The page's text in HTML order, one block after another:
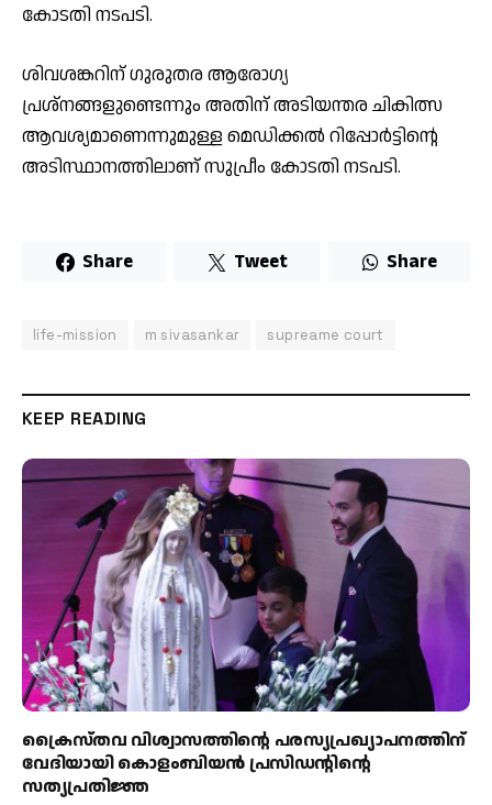
കോടതി നടപടി.
ശിവശങ്കറിന് ഗുരുതര ആരോഗ്യ
പ്രശ്നങ്ങളുണ്ടെന്നും അതിന് അടിയന്തര ചികിത്സ
ആവശ്യമാണെന്നുമുള്ള മെഡിക്കൽ റിപ്പോർട്ടിന്റെ
അടിസ്ഥാനത്തിലാണ് സുപ്രീം കോടതി നടപടി.
Share Tweet Share
life-mission m sivasankar supreame court
KEEP READING
ക്രൈസ്തവ വിശ്വാസത്തിന്റെ പരസ്യപ്രഖ്യാപനത്തിന്
വേദിയായി കൊളംബിയൻ പ്രസിഡന്റിന്റെ
സത്യപ്രതിജ്ഞ